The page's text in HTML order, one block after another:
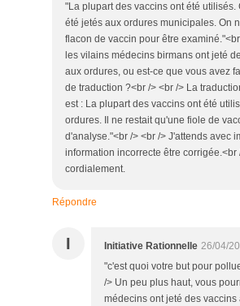
"La plupart des vaccins ont été utilisés.
été jetés aux ordures municipales. On
flacon de vaccin pour être
les vilains médecins birmans ont jeté
aux ordures, ou est-ce que vous avez
de traduction ?<br /> <br /> La
est : La plupart des vaccins ont été
ordures. Il ne restait qu'une fiole de
d'analyse."<br /> <br /> J'attends avec
information incorrecte être corrigée.<br
cordialement.
Répondre
I Initiative Rationnelle 26/04/
"c'est quoi votre but pour
/> Un peu plus haut, vous
médecins ont jeté des vaccins